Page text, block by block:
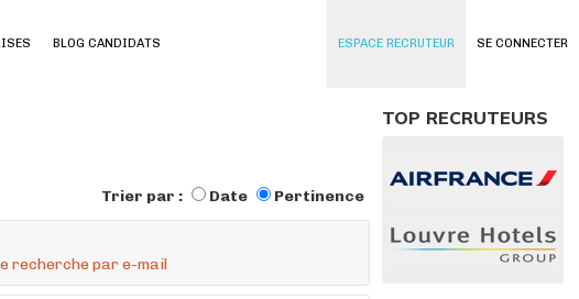
SE CONNECTER
BLOG CANDIDATS ESPACE RECRUTEUR
Trier par : Date Pertinence
recherche par e-mail
TOP RECRUTEURS